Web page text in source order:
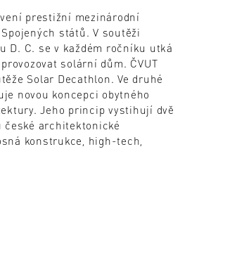
prestižní mezinárodní
států. V soutěži
D. C. se v každém ročníku utká
solární dům. ČVUT
Solar Decathlon. Ve druhé
novou koncepci obytného
Jeho princip vystihují dvě
české architektonické
konstrukce, high-tech,